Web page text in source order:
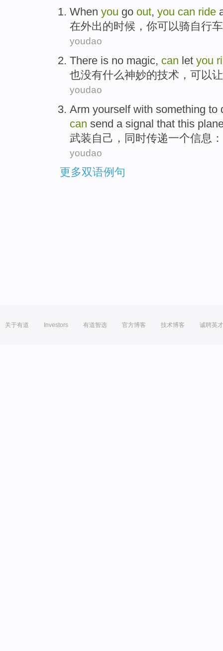
When you go out, you can ride
在外出的时候， 你可以骑自行车
youdao
There is no magic, can let you
也没有什么神妙的技术， 可以让
youdao
Arm yourselfwith something to
can send a signal that this
武装自己 ，同时传递一个信息：
youdao
更多双语例句
关于有道 Investors 有道智选 官方博客 技术博客 诚聘英才